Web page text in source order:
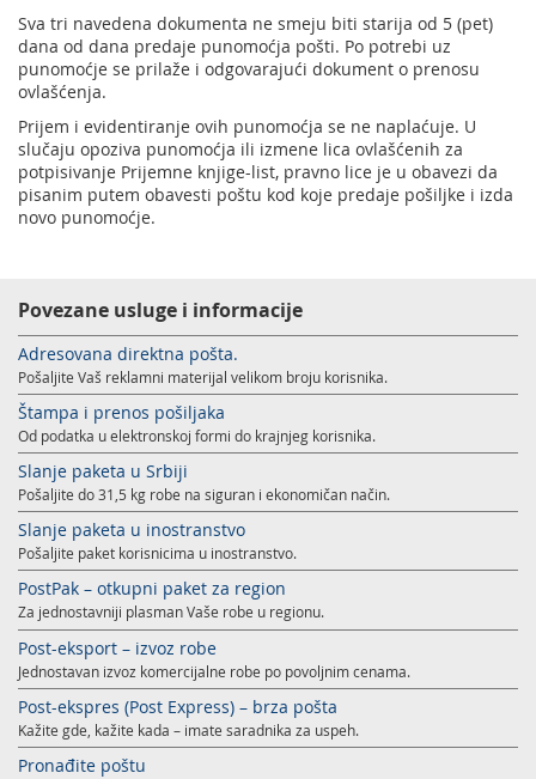
Sva tri navedena dokumenta ne smeju biti starija od 5 (pet)
dana od dana predaje punomoćja pošti. Po potrebi uz
punomoćje se prilaže i odgovarajući dokument o prenosu
ovlašćenja.
Prijem i evidentiranje ovih punomoćja se ne naplaćuje. U
slučaju opoziva punomoćja ili izmene lica ovlašćenih za
potpisivanje Prijemne knjige-list, pravno lice je u obavezi da
pisanim putem obavesti poštu kod koje predaje pošiljke i izda
novo punomoćje.
Povezane usluge i informacije
Adresovana direktna pošta.
Pošaljite Vaš reklamni materijal velikom broju korisnika.
Štampa i prenos pošiljaka
Od podatka u elektronskoj formi do krajnjeg korisnika.
Slanje paketa u Srbiji
Pošaljite do 31,5 kg robe na siguran i ekonomičan način.
Slanje paketa u inostranstvo
Pošaljite paket korisnicima u inostranstvo.
PostPak – otkupni paket za region
Za jednostavniji plasman Vaše robe u regionu.
Post-eksport – izvoz robe
Jednostavan izvoz komercijalne robe po povoljnim cenama.
Post-ekspres (Post Express) – brza pošta
Kažite gde, kažite kada – imate saradnika za uspeh.
Pronađite poštu